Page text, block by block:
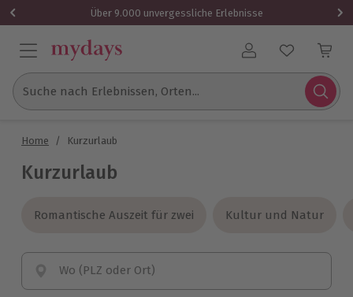
Über 9.000 unvergessliche Erlebnisse
Benutzerkonto
Suche nach Erlebnissen, Orten...
Home / Kurzurlaub
Kurzurlaub
Romantische Auszeit für zwei
Romantische Auszeit für zwei Kultur und Natur
Kultur und Natur
Wo (PLZ oder Ort)